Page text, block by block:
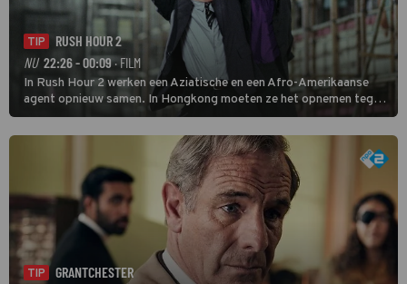
TIP
RUSH HOUR 2
NU 22:26 - 00:09· FILM
In Rush Hour 2 werken een Aziatische en een Afro-Amerikaanse
agent opnieuw samen. In Hongkong moeten ze het opnemen tegen
een bende die met vals geld handelt.
TIP
GRANTCHESTER